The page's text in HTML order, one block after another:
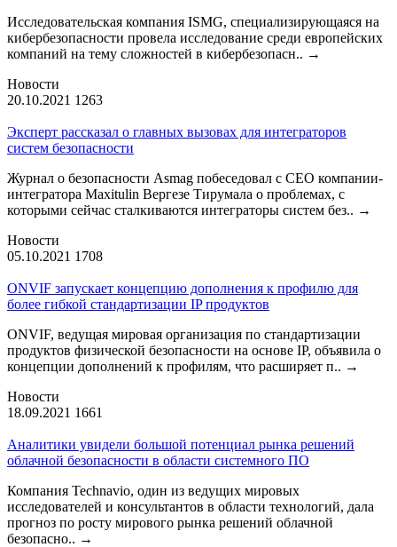
Исследовательская компания ISMG, специализирующаяся на
кибербезопасности провела исследование среди европейских
компаний на тему сложностей в кибербезопасн.. →
Новости
20.10.2021 1263
Эксперт рассказал о главных вызовах для интеграторов
систем безопасности
Журнал о безопасности Asmag побеседовал с CEO компании-
интегратора Maxitulin Вергезе Тирумала о проблемах, с
которыми сейчас сталкиваются интеграторы систем без.. →
Новости
05.10.2021 1708
ONVIF запускает концепцию дополнения к профилю для
более гибкой стандартизации IP продуктов
ONVIF, ведущая мировая организация по стандартизации
продуктов физической безопасности на основе IP, объявила о
концепции дополнений к профилям, что расширяет п.. →
Новости
18.09.2021 1661
Аналитики увидели большой потенциал рынка решений
облачной безопасности в области системного ПО
Компания Technavio, один из ведущих мировых
исследователей и консультантов в области технологий, дала
прогноз по росту мирового рынка решений облачной
безопасно.. →